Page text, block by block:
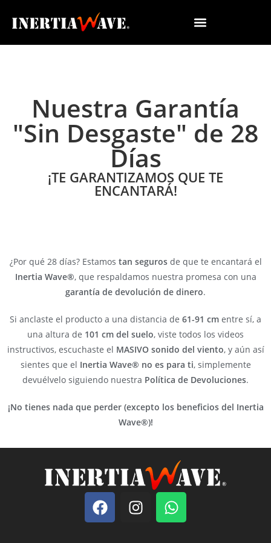
Nuestra Garantía
"Sin Desgaste" de 28
Días
¡TE GARANTIZAMOS QUE TE
ENCANTARÁ!
¿Por qué 28 días? Estamos tan segurosde que te encantará el
Inertia Wave®, que respaldamos nuestra promesa con una
garantía de devolución de dinero.
Si anclaste el producto a una distancia de 61-91 cm entre sí, a
una altura de 101 cm del suelo, viste todos los videos
instructivos, escuchaste el MASIVO sonido del viento, y aún así
sientes que el Inertia Wave® no es para ti, simplemente
devuélvelo siguiendo nuestra Política de Devoluciones.
¡No tienes nada que perder (excepto los beneficios del Inertia
Wave®)!